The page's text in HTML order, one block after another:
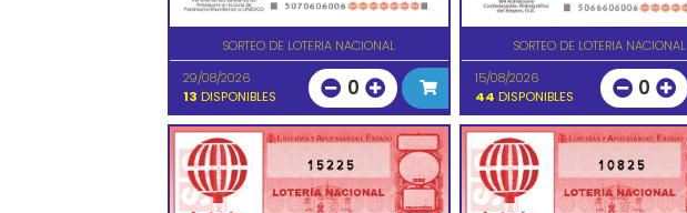
SORTEO DE LOTERIA NACIONAL
29/08/2026
13 DISPONIBLES 0
SORTEO DE LOTERIA NACIONAL
15/08/2026
44 DISPONIBLES 0
15225 10825